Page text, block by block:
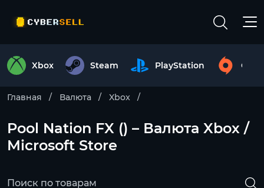
Xbox Steam PlayStation
Главная Валюта Xbox
Pool Nation FX () – Валюта Xbox /
Microsoft Store